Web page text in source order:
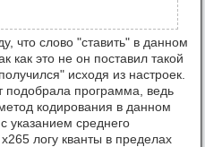
что слово "ставить" в данном
как это не он поставил такой
исходя из настроек.
подобрала программа, ведь
кодирования в данном
указанием среднего
логу кванты в пределах